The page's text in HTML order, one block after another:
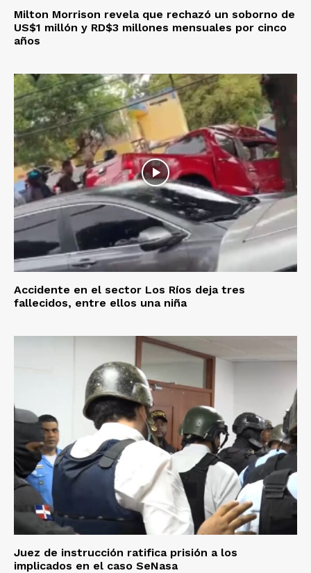
Milton Morrison revela que rechazó un soborno de
US$1 millón y RD$3 millones mensuales por cinco
años
Accidente en el sector Los Ríos deja tres
fallecidos, entre ellos una niña
Juez de instrucción ratifica prisión a los
implicados en el caso SeNasa